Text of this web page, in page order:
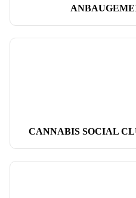
CANNABIS SOCIAL